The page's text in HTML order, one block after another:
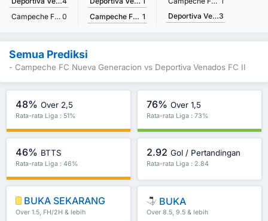
Campeche FC Nueva Generacion 0
Campeche FC Nueva Generacion 1
Deportiva Venados FC II3
Semua Prediksi
- Campeche FC Nueva Generacion vs Deportiva Venados FC II
48% Over 2,5
Rata-rata Liga : 51%
76% Over 1,5
Rata-rata Liga : 73%
46% BTTS
Rata-rata Liga : 46%
2.92 Gol / Pertandingan
Rata-rata Liga : 2.84
BUKA SEKARANG
Over 1.5, FH/2H & lebih
BUKA
Over 8.5, 9.5 & lebih